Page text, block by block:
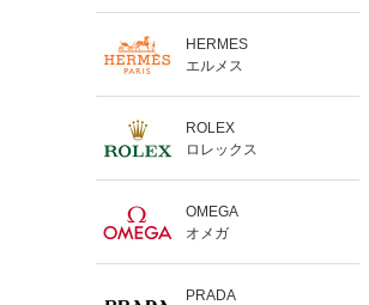
HERMES
エルメス
ROLEX
ロレックス
OMEGA
オメガ
PRADA